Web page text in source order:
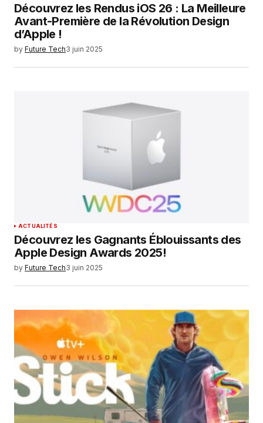
Découvrez les Rendus iOS 26 : La Meilleure
Avant-Première de la Révolution Design
d’Apple !
by Future Tech3 juin 2025
ACTUALITÉS
Découvrez les Gagnants Éblouissants des
Apple Design Awards 2025!
by Future Tech3 juin 2025